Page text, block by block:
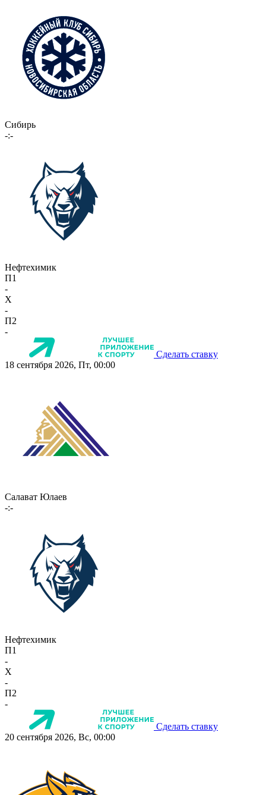
Сибирь
-:-
Нефтехимик
П1
-
X
-
П2
-
Сделать ставку
18 сентября 2026, Пт, 00:00
Салават Юлаев
-:-
Нефтехимик
П1
-
X
-
П2
-
Сделать ставку
20 сентября 2026, Вс, 00:00